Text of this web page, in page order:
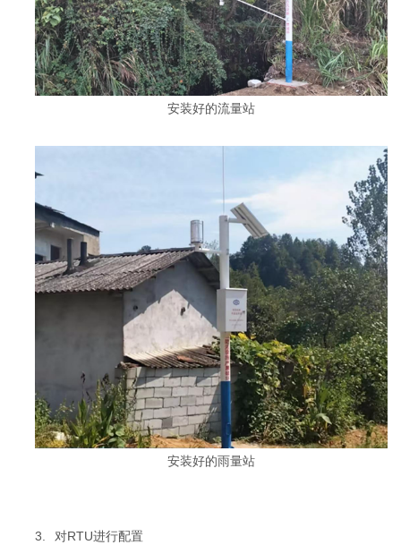
安装好的流量站
安装好的雨量站
3.
对RTU进行配置